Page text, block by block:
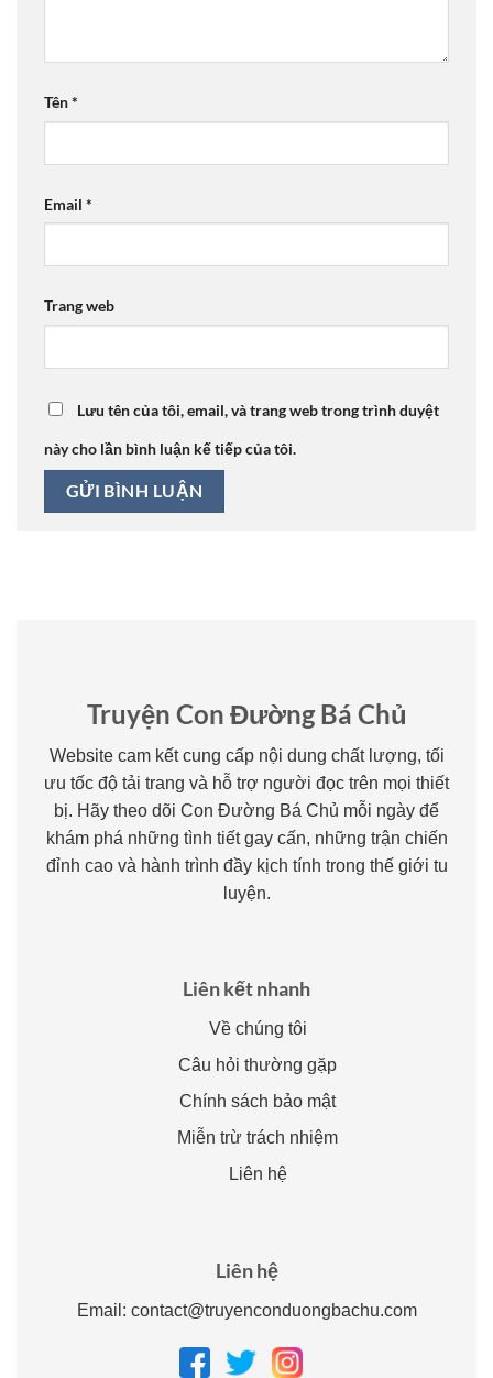
Tên*
Email *
Trang web
Lưu tên của tôi, email, và trang web trong trình duyệt
này cho lần bình luận kế tiếp của tôi.
Truyện Con Đường Bá Chủ
Website cam kết cung cấp nội dung chất lượng, tối
ưu tốc độ tải trang và hỗ trợ người đọc trên mọi thiết
bị. Hãy theo dõi Con Đường Bá Chủ mỗi ngày để
khám phá những tình tiết gay cấn, những trận chiến
đỉnh cao và hành trình đầy kịch tính trong thế giới tu
luyện.
Liên kết nhanh
Về chúng tôi
Câu hỏi thường gặp
Chính sách bảo mật
Miễn trừ trách nhiệm
Liên hệ
Liên hệ
Email: contact@truyenconduongbachu.com